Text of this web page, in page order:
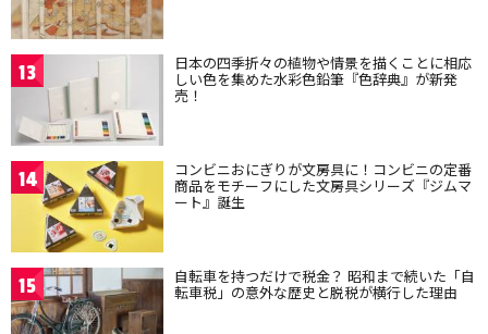
13 日本の四季折々の植物や情景を描くことに相応
しい色を集めた水彩色鉛筆『色辞典』が新発
売！
14 コンビニおにぎりが文房具に！コンビニの定番
商品をモチーフにした文房具シリーズ『ジムマ
ート』誕生
15 自転車を持つだけで税金？ 昭和まで続いた「自
転車税」の意外な歴史と脱税が横行した理由